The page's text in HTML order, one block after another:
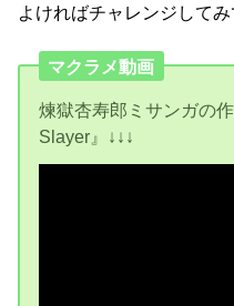
よければチャレンジして
マクラメ動画
煉獄杏寿郎ミサンガの
Slayer』↓↓↓